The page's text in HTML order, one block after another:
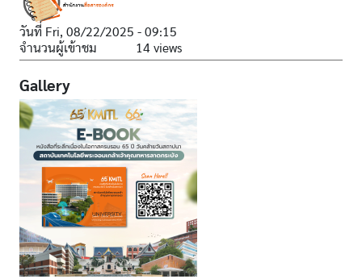
วันที่ Fri, 08/22/2025 - 09:15
จำนวนผู้เข้าชม
14 views
Gallery